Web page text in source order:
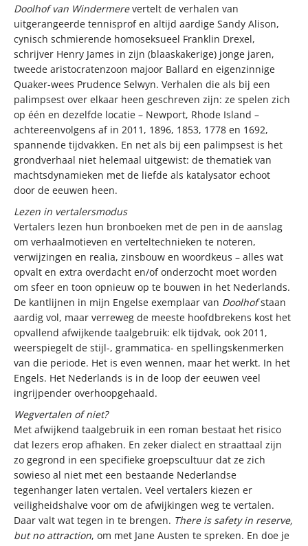
Doolhof van Windermerevertelt de verhalen van
uitgerangeerde tennisprof en altijd aardige Sandy Alison,
cynisch schmierende homoseksueel Franklin Drexel,
schrijver Henry James in zijn (blaaskakerige) jonge jaren,
tweede aristocratenzoon majoor Ballard en eigenzinnige
Quaker-wees Prudence Selwyn. Verhalen die als bij een
palimpsest over elkaar heen geschreven zijn: ze spelen zich
op één en dezelfde locatie – Newport, Rhode Island –
achtereenvolgens af in 2011, 1896, 1853, 1778 en 1692,
spannende tijdvakken. En net als bij een palimpsest is het
grondverhaal niet helemaal uitgewist: de thematiek van
machtsdynamieken met de liefde als katalysator echoot
door de eeuwen heen.
Lezen in vertalersmodus
Vertalers lezen hun bronboeken met de pen in de aanslag
om verhaalmotieven en verteltechnieken te noteren,
verwijzingen en realia, zinsbouw en woordkeus – alles wat
opvalt en extra overdacht en/of onderzocht moet worden
om sfeer en toon opnieuw op te bouwen in het Nederlands.
De kantlijnen in mijn Engelse exemplaar van Doolhofstaan
aardig vol, maar verreweg de meeste hoofdbrekens kost het
opvallend afwijkende taalgebruik: elk tijdvak, ook 2011,
weerspiegelt de stijl-, grammatica- en spellingskenmerken
van die periode. Het is even wennen, maar het werkt. In het
Engels. Het Nederlands is in de loop der eeuwen veel
ingrijpender overhoopgehaald.
Wegvertalen of niet?
Met afwijkend taalgebruik in een roman bestaat het risico
dat lezers erop afhaken. En zeker dialect en straattaal zijn
zo gegrond in een specifieke groepscultuur dat ze zich
sowieso al niet met een bestaande Nederlandse
tegenhanger laten vertalen. Veel vertalers kiezen er
veiligheidshalve voor om de afwijkingen weg te vertalen.
Daar valt wat tegen in te brengen. There is safety in reserve,
but no attraction, om met Jane Austen te spreken. En doe je